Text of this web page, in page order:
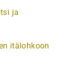
ja
itälohkoon